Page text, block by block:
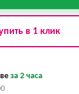
в 1 клик
за 2 часа